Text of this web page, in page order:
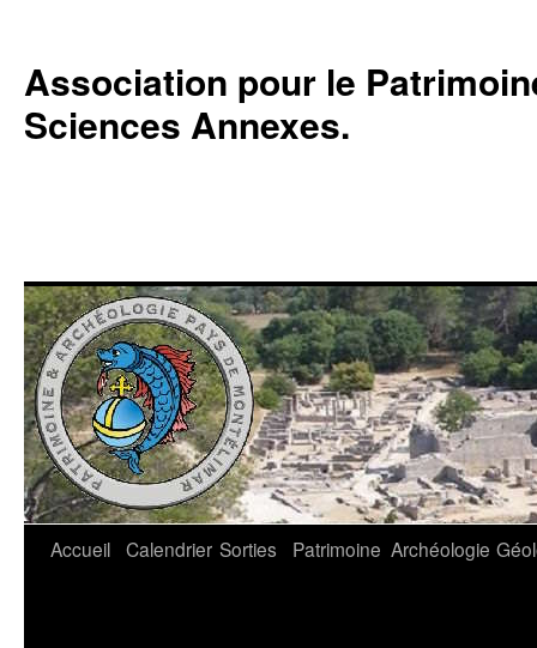
Association pour le
Sciences Annexes.
Aller
Accueil Calendrier Sorties Patrimoine Archéologie